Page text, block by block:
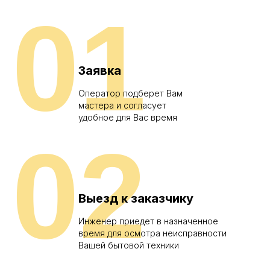
Заявка
Оператор подберет Вам
мастера и согласует
удобное для Вас время
01
Выезд к заказчику
Инженер приедет в назначенное
время для осмотра неисправности
Вашей бытовой техники
02